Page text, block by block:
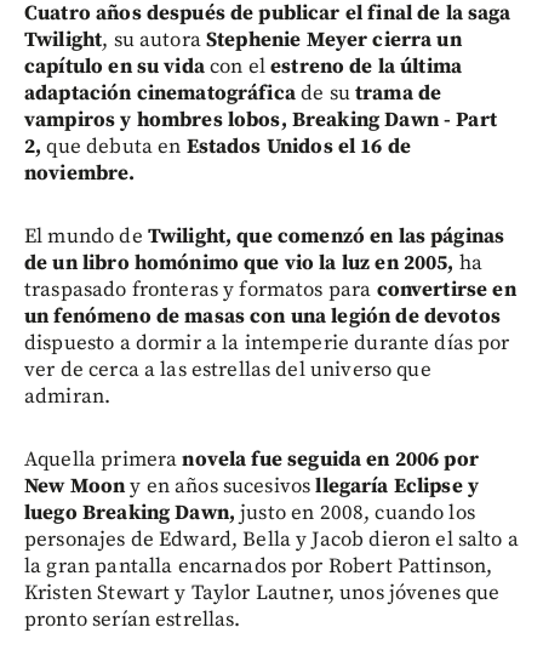
Cuatro años después de publicar el final de la saga
Twilight, su autoraStephenie Meyer cierra un
capítulo en su vidacon elestreno de la última
adaptación cinematográficade sutrama de
vampiros y hombres lobos, Breaking Dawn - Part
2, que debuta en Estados Unidos el 16 de
noviembre.
El mundo de Twilight, que comenzó en las páginas
de un libro homónimo que vio la luz en 2005, ha
traspasado fronteras y formatos para convertirse en
un fenómeno de masas con una legión de devotos
dispuesto a dormir a la intemperie durante días por
ver de cerca a las estrellas del universo que
admiran.
Aquella primeranovela fue seguida en 2006 por
New Moony en años sucesivosllegaría Eclipse y
luego Breaking Dawn, justo en 2008, cuando los
personajes de Edward, Bella y Jacob dieron el salto a
la gran pantalla encarnados por Robert Pattinson,
Kristen Stewart y Taylor Lautner, unos jóvenes que
pronto serían estrellas.